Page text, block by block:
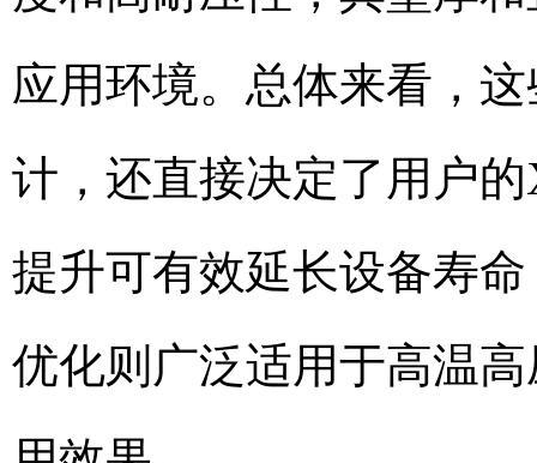
应用环境。总体来看，
计，还直接决定了用户
提升可有效延长设备寿
优化则广泛适用于高温